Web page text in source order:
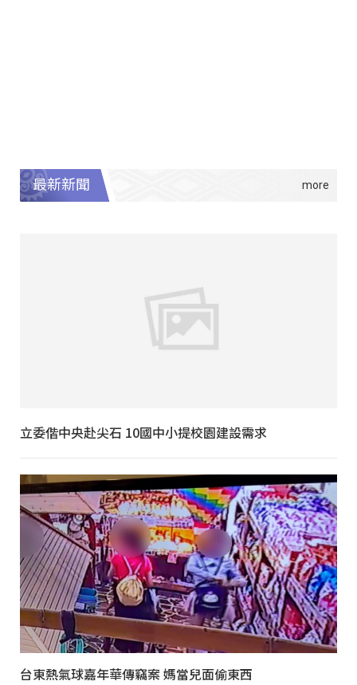
最新新聞
立委偕中央赴尖石 10國中小提校園建設需求
台東熱氣球嘉年華傳竊案 媽當兒面偷東西